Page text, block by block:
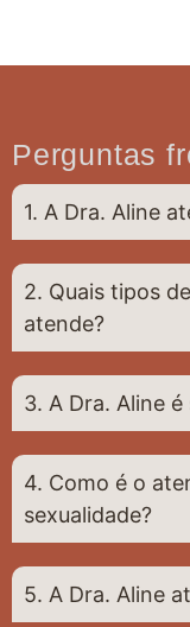
Perguntas
1. A Dra. Aline
2. Quais tipos
atende?
3. A Dra. Aline
4. Como é o
sexualidade?
5. A Dra. Aline